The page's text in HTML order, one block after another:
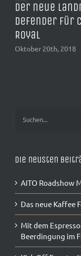
Der neue
Defender für
Royal
Oktober 20th, 2018
nach:
Die neusten
AITO Roadshow
Das neue Kaffee
Mit dem
Beerdingung im